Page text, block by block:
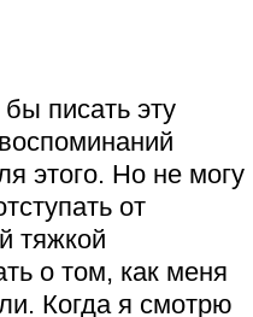
писать эту
этого. Но не могу
от
тяжкой
о том, как меня
Когда я смотрю